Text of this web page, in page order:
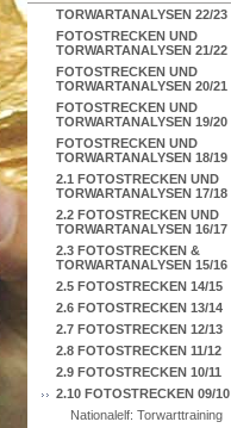
TORWARTANALYSEN 22/23
FOTOSTRECKEN UND
TORWARTANALYSEN 21/22
FOTOSTRECKEN UND
TORWARTANALYSEN 20/21
FOTOSTRECKEN UND
TORWARTANALYSEN 19/20
FOTOSTRECKEN UND
TORWARTANALYSEN 18/19
2.1 FOTOSTRECKEN UND
TORWARTANALYSEN 17/18
2.2 FOTOSTRECKEN UND
TORWARTANALYSEN 16/17
2.3 FOTOSTRECKEN &
TORWARTANALYSEN 15/16
2.5 FOTOSTRECKEN 14/15
2.6 FOTOSTRECKEN 13/14
2.7 FOTOSTRECKEN 12/13
2.8 FOTOSTRECKEN 11/12
2.9 FOTOSTRECKEN 10/11
2.10 FOTOSTRECKEN 09/10
Nationalelf: Torwarttraining